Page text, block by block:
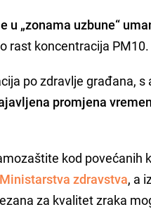
u „zonama uzbune“
rast koncentracija PM10.
po zdravlje građana,
promjena
kod
zdravstva, a
za kvalitet zraka